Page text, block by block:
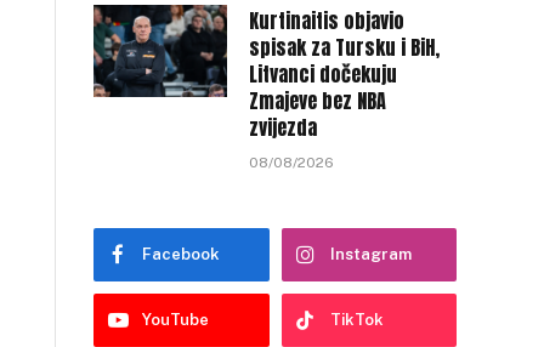
Kurtinaitis objavio
spisak za Tursku i BiH,
Litvanci dočekuju
Zmajeve bez NBA
zvijezda
08/08/2026
Facebook Instagram
YouTube TikTok